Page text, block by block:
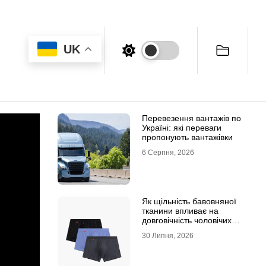
UK
Перевезення вантажів по
Україні: які переваги
пропонують вантажівки
6 Серпня, 2026
Як щільність бавовняної
тканини впливає на
довговічність чоловічих
30 Липня, 2026